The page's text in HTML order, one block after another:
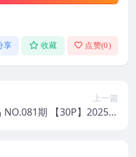
享 收藏 点赞(0)
上一篇
NO.081期 【30P】2025年